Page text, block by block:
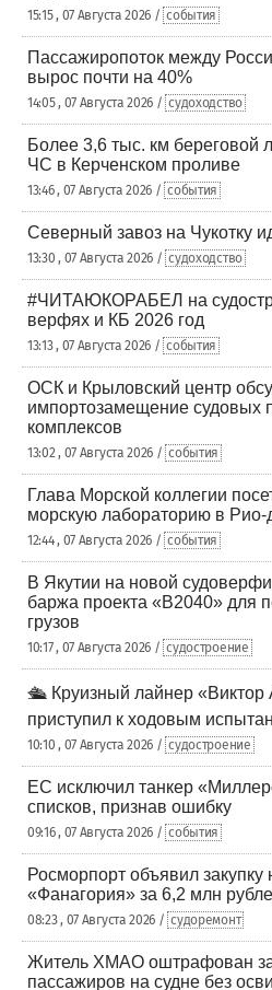
15:15 , 07 Августа 2026 / события
Пассажиропоток между
вырос почти на 40%
14:05 , 07 Августа 2026 / судоходство
Более 3,6 тыс. км береговой
ЧС в Керченском проливе
13:46 , 07 Августа 2026 / события
Северный завоз на Чукотку
13:30 , 07 Августа 2026 / судоходство
#ЧИТАЮКОРАБЕЛ на
верфях и КБ 2026 год
13:13 , 07 Августа 2026 / события
ОСК и Крыловский центр
импортозамещение судовых
комплексов
13:02 , 07 Августа 2026 / события
Глава Морской коллегии
морскую лабораторию в
12:44 , 07 Августа 2026 / события
В Якутии на новой
баржа проекта «В2040» для
грузов
10:17 , 07 Августа 2026 / судостроение
🛳️ Круизный лайнер «Виктор
приступил к ходовым
10:10 , 07 Августа 2026 / судостроение
ЕС исключил танкер
списков, признав ошибку
09:16 , 07 Августа 2026 / события
Росморпорт объявил
«Фанагория» за 6,2 млн
08:23 , 07 Августа 2026 / судоремонт
Житель ХМАО оштрафован за
пассажиров на судне без